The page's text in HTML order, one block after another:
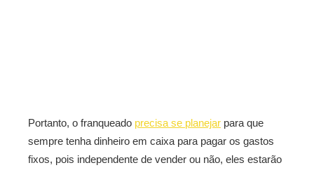
Portanto, o franqueado precisa se planejar para que
sempre tenha dinheiro em caixa para pagar os gastos
fixos, pois independente de vender ou não, eles estarão